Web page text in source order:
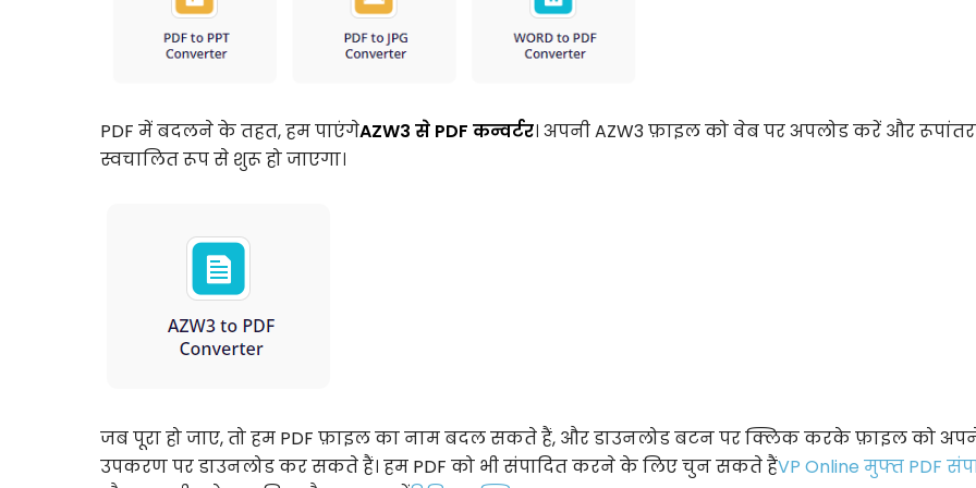
PDF में बदलने के तहत, हम पाएंगेAZW3 से PDF कन्वर्टर। अपनी AZW3 फ़ाइल को वेब पर अपलोड करें और
स्वचालित रूप से शुरू हो जाएगा।
जब पूरा हो जाए, तो हम PDF फ़ाइल का नाम बदल सकते हैं, और डाउनलोड बटन पर क्लिक करके फ़ाइल को
उपकरण पर डाउनलोड कर सकते हैं। हम PDF को भी संपादित करने के लिए चुन सकते हैंVP Online मुफ्त PDF